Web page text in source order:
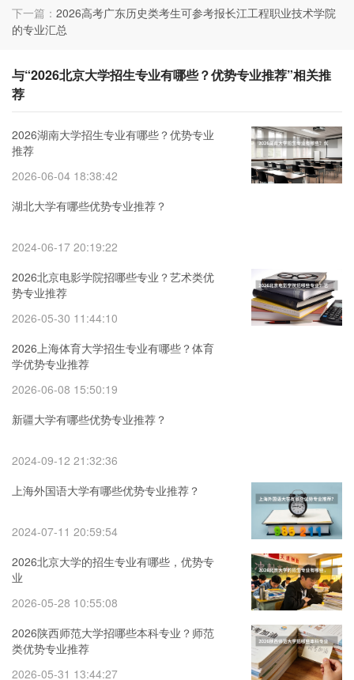
下一篇： 2026高考广东历史类考生可参考报长江工程职业技术学院
的专业汇总
与“2026北京大学招生专业有哪些？优势专业推荐”相关推
荐
2026湖南大学招生专业有哪些？优势专业
推荐
2026-06-04 18:38:42
湖北大学有哪些优势专业推荐？
2024-06-17 20:19:22
2026北京电影学院招哪些专业？艺术类优
势专业推荐
2026-05-30 11:44:10
2026上海体育大学招生专业有哪些？体育
学优势专业推荐
2026-06-08 15:50:19
新疆大学有哪些优势专业推荐？
2024-09-12 21:32:36
上海外国语大学有哪些优势专业推荐？
2024-07-11 20:59:54
2026北京大学的招生专业有哪些，优势专
业
2026-05-28 10:55:08
2026陕西师范大学招哪些本科专业？师范
类优势专业推荐
2026-05-31 13:44:27